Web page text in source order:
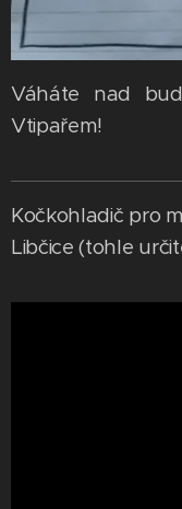
Váháte nad
Vtipařem!
Kočkohladič pro
Libčice (tohle